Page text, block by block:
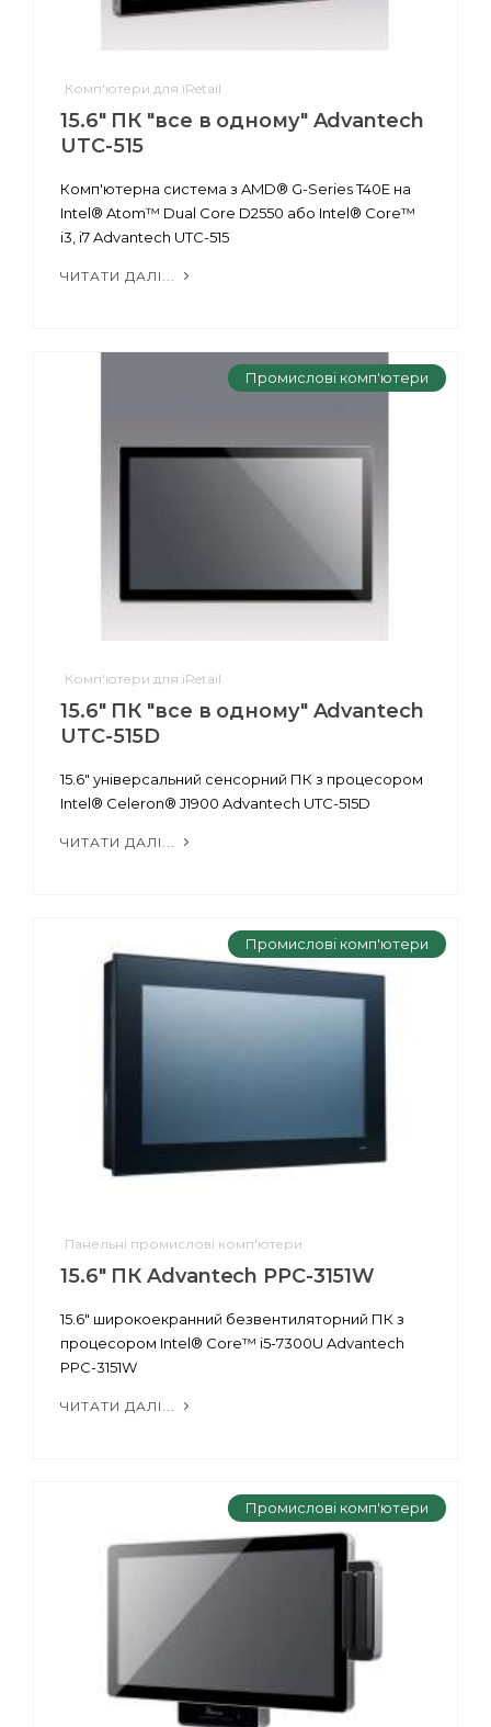
Комп'ютери для iRetail
15.6" ПК "все в одному" Advantech
UTC-515
Комп'ютерна система з AMD® G-Series T40E на
Intel® Atom™ Dual Core D2550 або Intel® Core™
i3, i7 Advantech UTC-515
ЧИТАТИ ДАЛІ...
Промислові комп'ютери
Комп'ютери для iRetail
15.6" ПК "все в одному" Advantech
UTC-515D
15.6" універсальний сенсорний ПК з процесором
Intel® Celeron® J1900 Advantech UTC-515D
ЧИТАТИ ДАЛІ...
Промислові комп'ютери
Панельні промислові комп'ютери
15.6" ПК Advantech PPC-3151W
15.6" широкоекранний безвентиляторний ПК з
процесором Intel® Core™ i5-7300U Advantech
PPC-3151W
ЧИТАТИ ДАЛІ...
Промислові комп'ютери